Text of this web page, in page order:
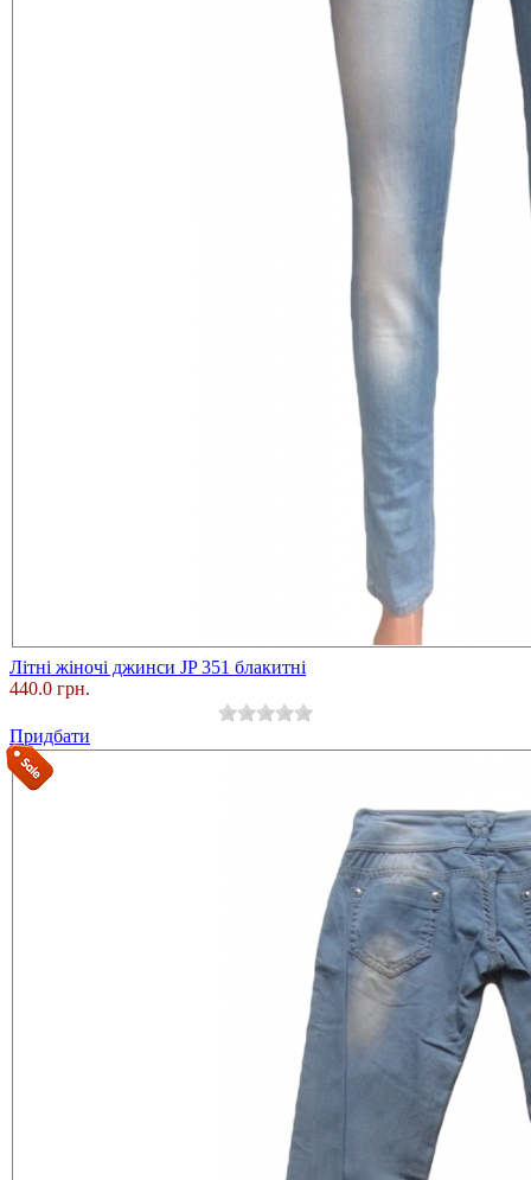
Літні жіночі джинси JP 351 блакитні
440.0 грн.
Придбати